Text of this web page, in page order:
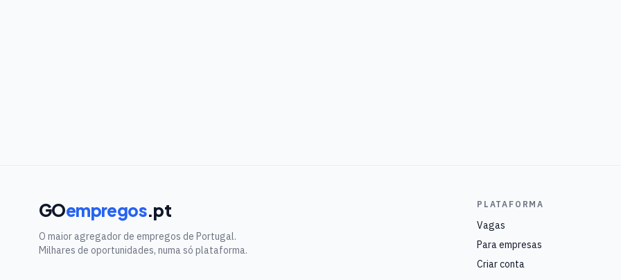
GOempregos.pt
O maior agregador de empregos de Portugal.
Milhares de oportunidades, numa só plataforma.
PLATAFORMA
Vagas
Para empresas
Criar conta